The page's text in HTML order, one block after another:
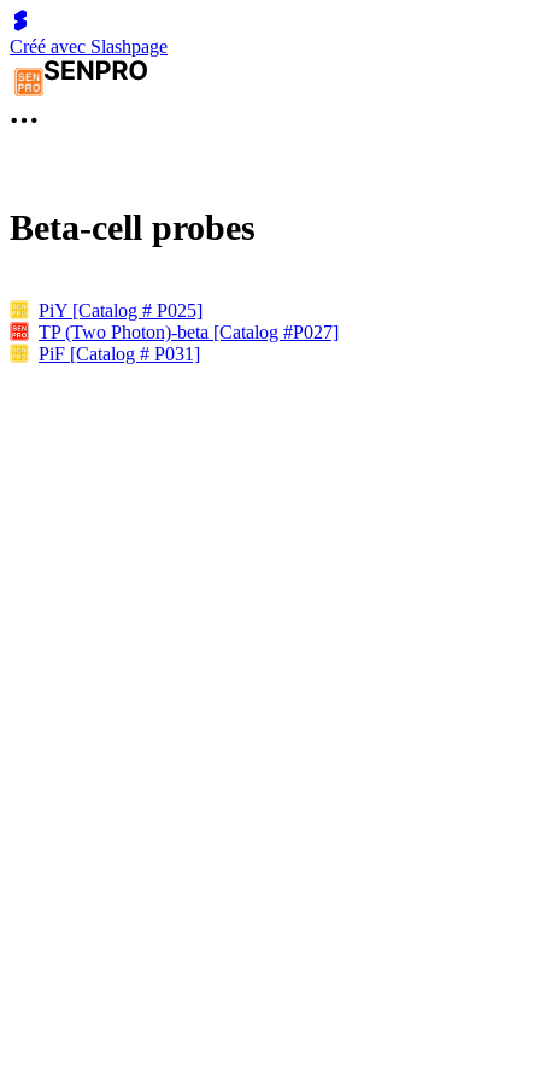
Créé avec Slashpage
Beta-cell probes
PiY [Catalog # P025]
TP (Two Photon)-beta [Catalog #P027]
PiF [Catalog # P031]